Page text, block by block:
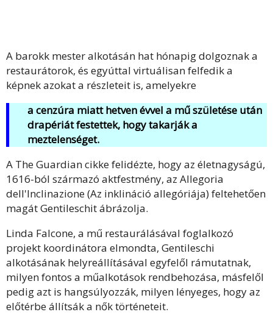
A barokk mester alkotásán hat hónapig dolgoznak a
restaurátorok, és egyúttal virtuálisan felfedik a
képnek azokat a részleteit is, amelyekre
a cenzúra miatt hetven évvel a mű születése után
drapériát festettek, hogy takarják a
meztelenséget.
A The Guardian cikke felidézte, hogy az életnagyságú,
1616-ból származó aktfestmény, az Allegoria
dell'Inclinazione (Az inklináció allegóriája) feltehetően
magát Gentileschit ábrázolja.
Linda Falcone, a mű restaurálásával foglalkozó
projekt koordinátora elmondta, Gentileschi
alkotásának helyreállításával egyfelől rámutatnak,
milyen fontos a műalkotások rendbehozása, másfelől
pedig azt is hangsúlyozzák, milyen lényeges, hogy az
előtérbe állítsák a nők történeteit.